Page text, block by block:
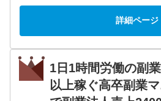
詳細ページ
1日1時間労働の副
以上稼ぐ高卒副業